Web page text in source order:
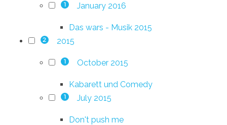
1 January 2016
Das wars - Musik 2015
2 2015
1 October 2015
Kabarett und Comedy
1 July 2015
Don't push me